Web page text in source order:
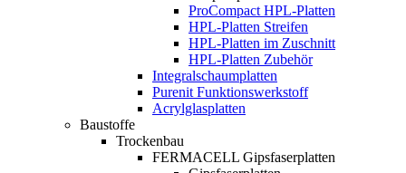
ProCompact HPL-Platten
HPL-Platten Streifen
HPL-Platten im Zuschnitt
HPL-Platten Zubehör
Integralschaumplatten
Purenit Funktionswerkstoff
Acrylglasplatten
Baustoffe
Trockenbau
FERMACELL Gipsfaserplatten